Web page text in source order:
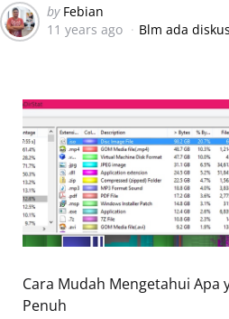
Posted
by
by Febian
11 years ago
Blm ada
Cara Mudah Mengetahui Apa
Penuh